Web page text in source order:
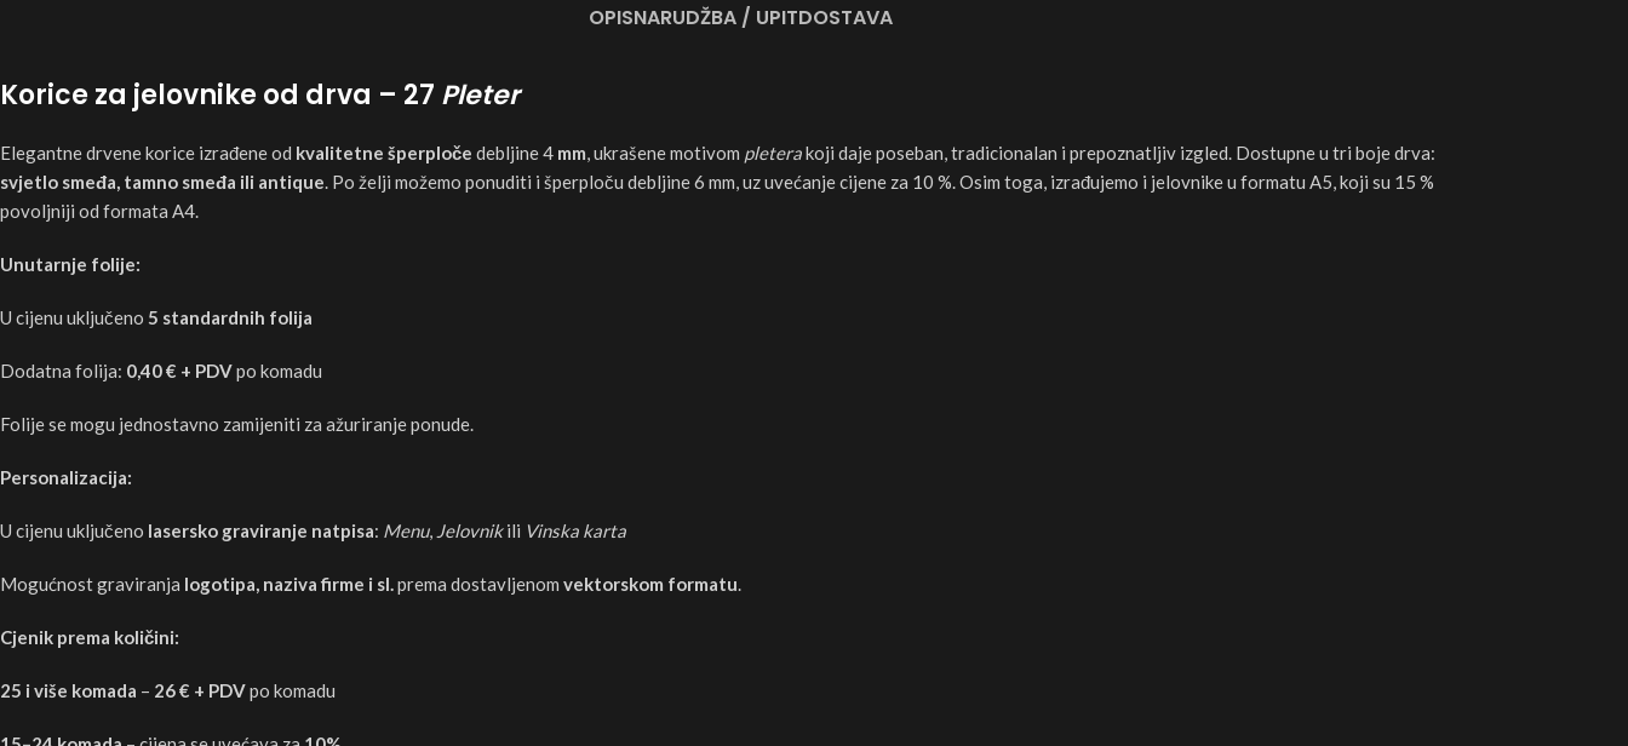
OPISNARUDŽBA / UPITDOSTAVA
Korice za jelovnike od drva – 27 Pleter
Elegantne drvene korice izrađene od kvalitetne šperploče debljine 4 mm, ukrašene motivom pleterakoji daje poseban, tradicionalan i prepoznatljiv izgled. Dostupne u tri boje drva:
svjetlo smeđa, tamno smeđa ili antique. Po želji možemo ponuditi i šperploču debljine 6 mm, uz uvećanje cijene za 10 %. Osim toga, izrađujemo i jelovnike u formatu A5, koji su 15 %
povoljniji od formata A4.
Unutarnje folije:
U cijenu uključeno 5 standardnih folija
Dodatna folija: 0,40 € + PDVpo komadu
Folije se mogu jednostavno zamijeniti za ažuriranje ponude.
Personalizacija:
U cijenu uključeno lasersko graviranje natpisa: Menu, Jelovnikili Vinska karta
Mogućnost graviranja logotipa, naziva firme i sl.prema dostavljenom vektorskom formatu.
Cjenik prema količini:
25 i više komada – 26 € + PDVpo komadu